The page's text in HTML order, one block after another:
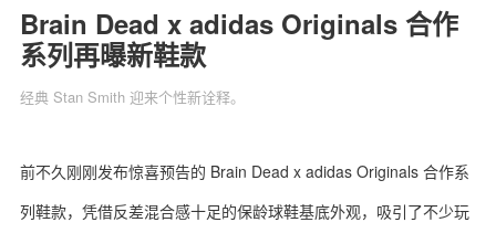
科 技
Brain Dead x adidas Originals 合作
系列再曝新鞋款
经典 Stan Smith 迎来个性新诠释。
前不久刚刚发布惊喜预告的 Brain Dead x adidas Originals 合作系
列鞋款，凭借反差混合感十足的保龄球鞋基底外观，吸引了不少玩